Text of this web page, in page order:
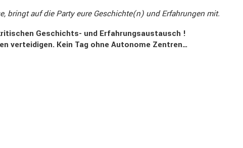
bringt auf die Party eure Geschichte(n) und Erfah­rungen mit.
Geschichts- und Erfah­rungs­aus­tausch !
vertei­digen. Kein Tag ohne Autonome Zentren…